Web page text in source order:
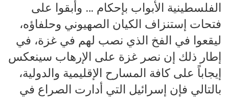
الفلسطينية الأبواب بإحكام … وأبقوا على
فتحات إستنزاف الكيان الصهيوني وحلفاؤه،
ليقعوا في الفخ الذي نصب لهم في غزة، في
إطار ذلك إن نصر غزة على الإرهاب سينعكس
إيجاباً على كافة المسارح الإقليمية والدولية،
بالتالي فإن إسرائيل التي أدارت الصراع في